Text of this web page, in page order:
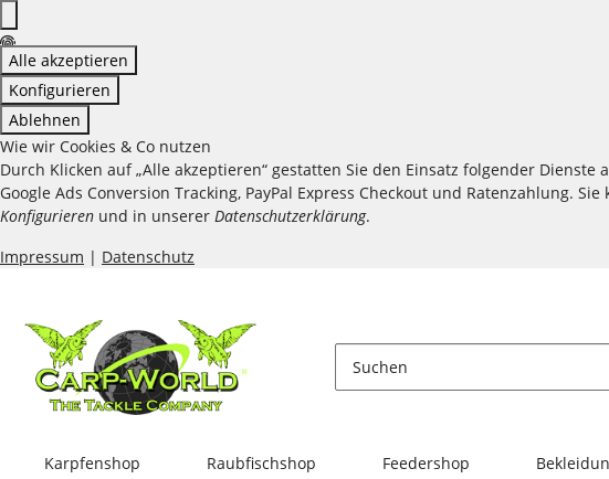
Alle akzeptieren
Konfigurieren
Ablehnen
Wie wir Cookies & Co nutzen
Durch Klicken auf „Alle akzeptieren“ gestatten Sie den Einsatz folgender
Google Ads Conversion Tracking, PayPal Express Checkout und Ratenzahlung.
Konfigurieren und in unserer Datenschutzerklärung.
Impressum | Datenschutz
Karpfenshop Raubfischshop Feedershop